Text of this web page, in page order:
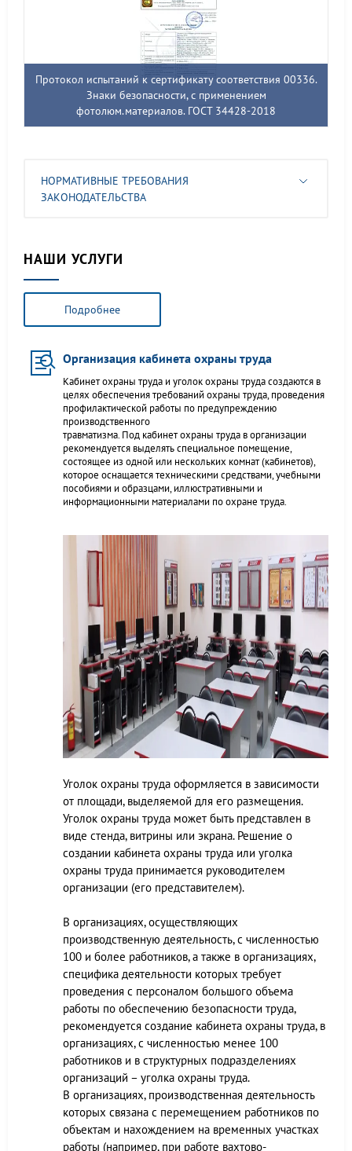
Протокол испытаний к сертификату соответствия 00336.
Знаки безопасности, с применением
фотолюм.материалов. ГОСТ 34428-2018
НОРМАТИВНЫЕ ТРЕБОВАНИЯ
ЗАКОНОДАТЕЛЬСТВА
НАШИ УСЛУГИ
Подробнее
Организация кабинета охраны труда
Кабинет охраны труда и уголок охраны труда создаются в
целях обеспечения требований охраны труда, проведения
профилактической работы по предупреждению
производственного
травматизма. Под кабинет охраны труда в организации
рекомендуется выделять специальное помещение,
состоящее из одной или нескольких комнат (кабинетов),
которое оснащается техническими средствами, учебными
пособиями и образцами, иллюстративными и
информационными материалами по охране труда.
Уголок охраны труда оформляется в зависимости
от площади, выделяемой для его размещения.
Уголок охраны труда может быть представлен в
виде стенда, витрины или экрана. Решение о
создании кабинета охраны труда или уголка
охраны труда принимается руководителем
организации (его представителем).
В организациях, осуществляющих
производственную деятельность, с численностью
100 и более работников, а также в организациях,
специфика деятельности которых требует
проведения с персоналом большого объема
работы по обеспечению безопасности труда,
рекомендуется создание кабинета охраны труда, в
организациях, с численностью менее 100
работников и в структурных подразделениях
организаций – уголка охраны труда.
В организациях, производственная деятельность
которых связана с перемещением работников по
объектам и нахождением на временных участках
работы (например, при работе вахтово-